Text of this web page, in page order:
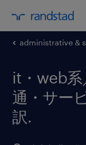
administrative &
it・web系
通・サー
訳.